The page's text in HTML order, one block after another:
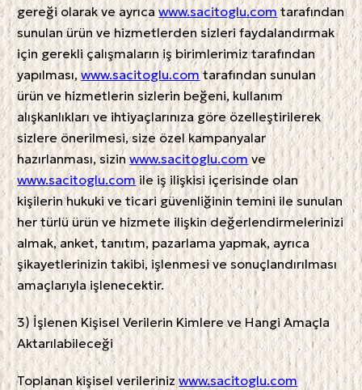
gereği olarak ve ayrıcawww.sacitoglu.com tarafından
sunulan ürün ve hizmetlerden sizleri faydalandırmak
için gerekli çalışmaların iş birimlerimiz tarafından
yapılması,www.sacitoglu.comtarafından sunulan
ürün ve hizmetlerin sizlerin beğeni, kullanım
alışkanlıkları ve ihtiyaçlarınıza göre özelleştirilerek
sizlere önerilmesi, size özel kampanyalar
hazırlanması, sizinwww.sacitoglu.comve
www.sacitoglu.comile iş ilişkisi içerisinde olan
kişilerin hukuki ve ticari güvenliğinin temini ile sunulan
her türlü ürün ve hizmete ilişkin değerlendirmelerinizi
almak, anket, tanıtım, pazarlama yapmak, ayrıca
şikayetlerinizin takibi, işlenmesi ve sonuçlandırılması
amaçlarıyla işlenecektir.
3) İşlenen Kişisel Verilerin Kimlere ve Hangi Amaçla
Aktarılabileceği
Toplanan kişisel verilerinizwww.sacitoglu.com